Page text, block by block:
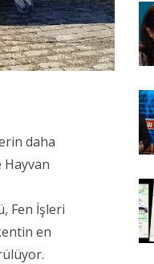
daha
Hayvan
Fen İşleri
en